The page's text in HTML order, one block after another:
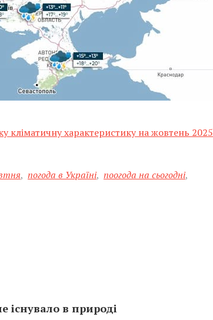
кліматичну характеристику на жовтень 2025
, погода в Україні, поогода на сьогодні,
існувало в природі